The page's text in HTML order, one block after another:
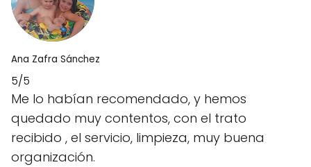
Ana Zafra Sánchez
5/5
Me lo habían recomendado, y hemos
quedado muy contentos, con el trato
recibido , el servicio, limpieza, muy buena
organización.